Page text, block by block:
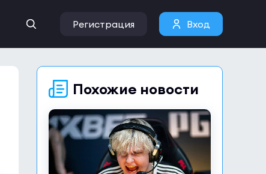
Регистрация Вход
Похожие новости